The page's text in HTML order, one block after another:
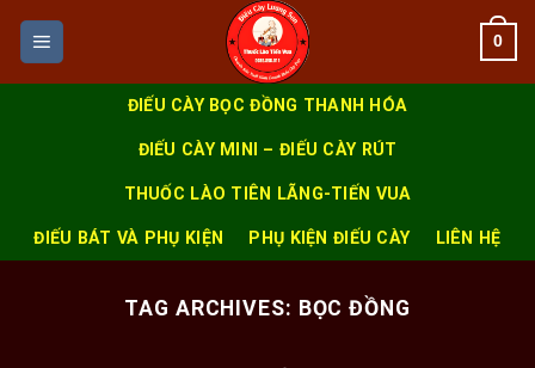
Skip
content
0
ĐIẾU CÀY BỌC ĐỒNG THANH HÓA
ĐIẾU CÀY MINI – ĐIẾU CÀY RÚT
THUỐC LÀO TIÊN LÃNG-TIẾN VUA
ĐIẾU BÁT VÀ PHỤ KIỆN PHỤ KIỆN ĐIẾU CÀY LIÊN HỆ
TAG ARCHIVES: BỌC ĐỒNG